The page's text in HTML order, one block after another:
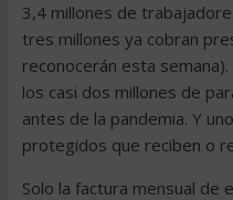
3,4 millones de
tres millones ya cobran
reconocerán esta
los casi dos millones de
antes de la pandemia. Y
protegidos que reciben o
Solo la factura mensual de